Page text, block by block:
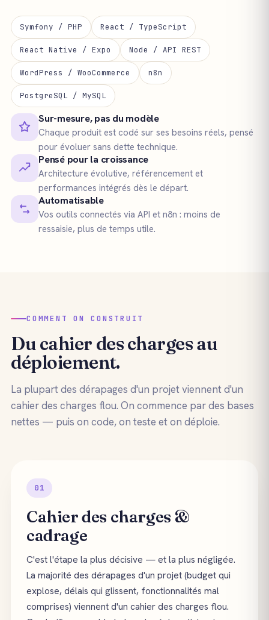
Symfony / PHP React / TypeScript
React Native / Expo Node / API REST
WordPress / WooCommerce n8n
PostgreSQL / MySQL
Sur-mesure, pas du modèle
Chaque produit est codé sur ses besoins réels, pensé
pour évoluer sans dette technique.
Pensé pour la croissance
Architecture évolutive, référencement et
performances intégrés dès le départ.
Automatisable
Vos outils connectés via API et n8n : moins de
ressaisie, plus de temps utile.
COMMENT ON CONSTRUIT
Du cahier des charges au
déploiement.
La plupart des dérapages d'un projet viennent d'un
cahier des charges flou. On commence par des bases
nettes — puis on code, on teste et on déploie.
01
Cahier des charges &
cadrage
C'est l'étape la plus décisive — et la plus négligée.
La majorité des dérapages d'un projet (budget qui
explose, délais qui glissent, fonctionnalités mal
comprises) viennent d'un cahier des charges flou.